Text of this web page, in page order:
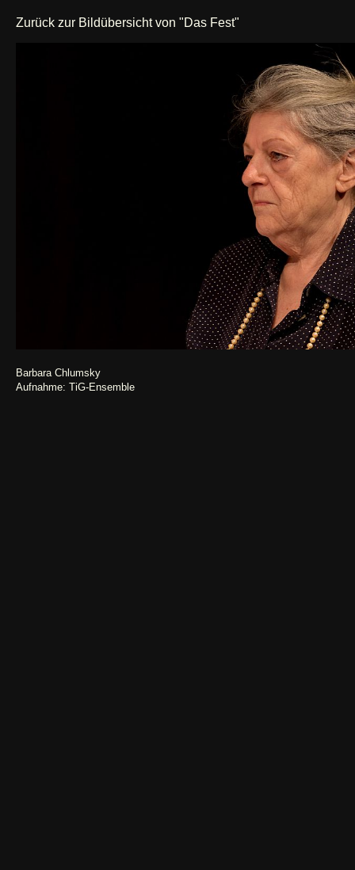
Zurück zur Bildübersicht von "Das Fest"
Barbara Chlumsky
Aufnahme: TiG-Ensemble